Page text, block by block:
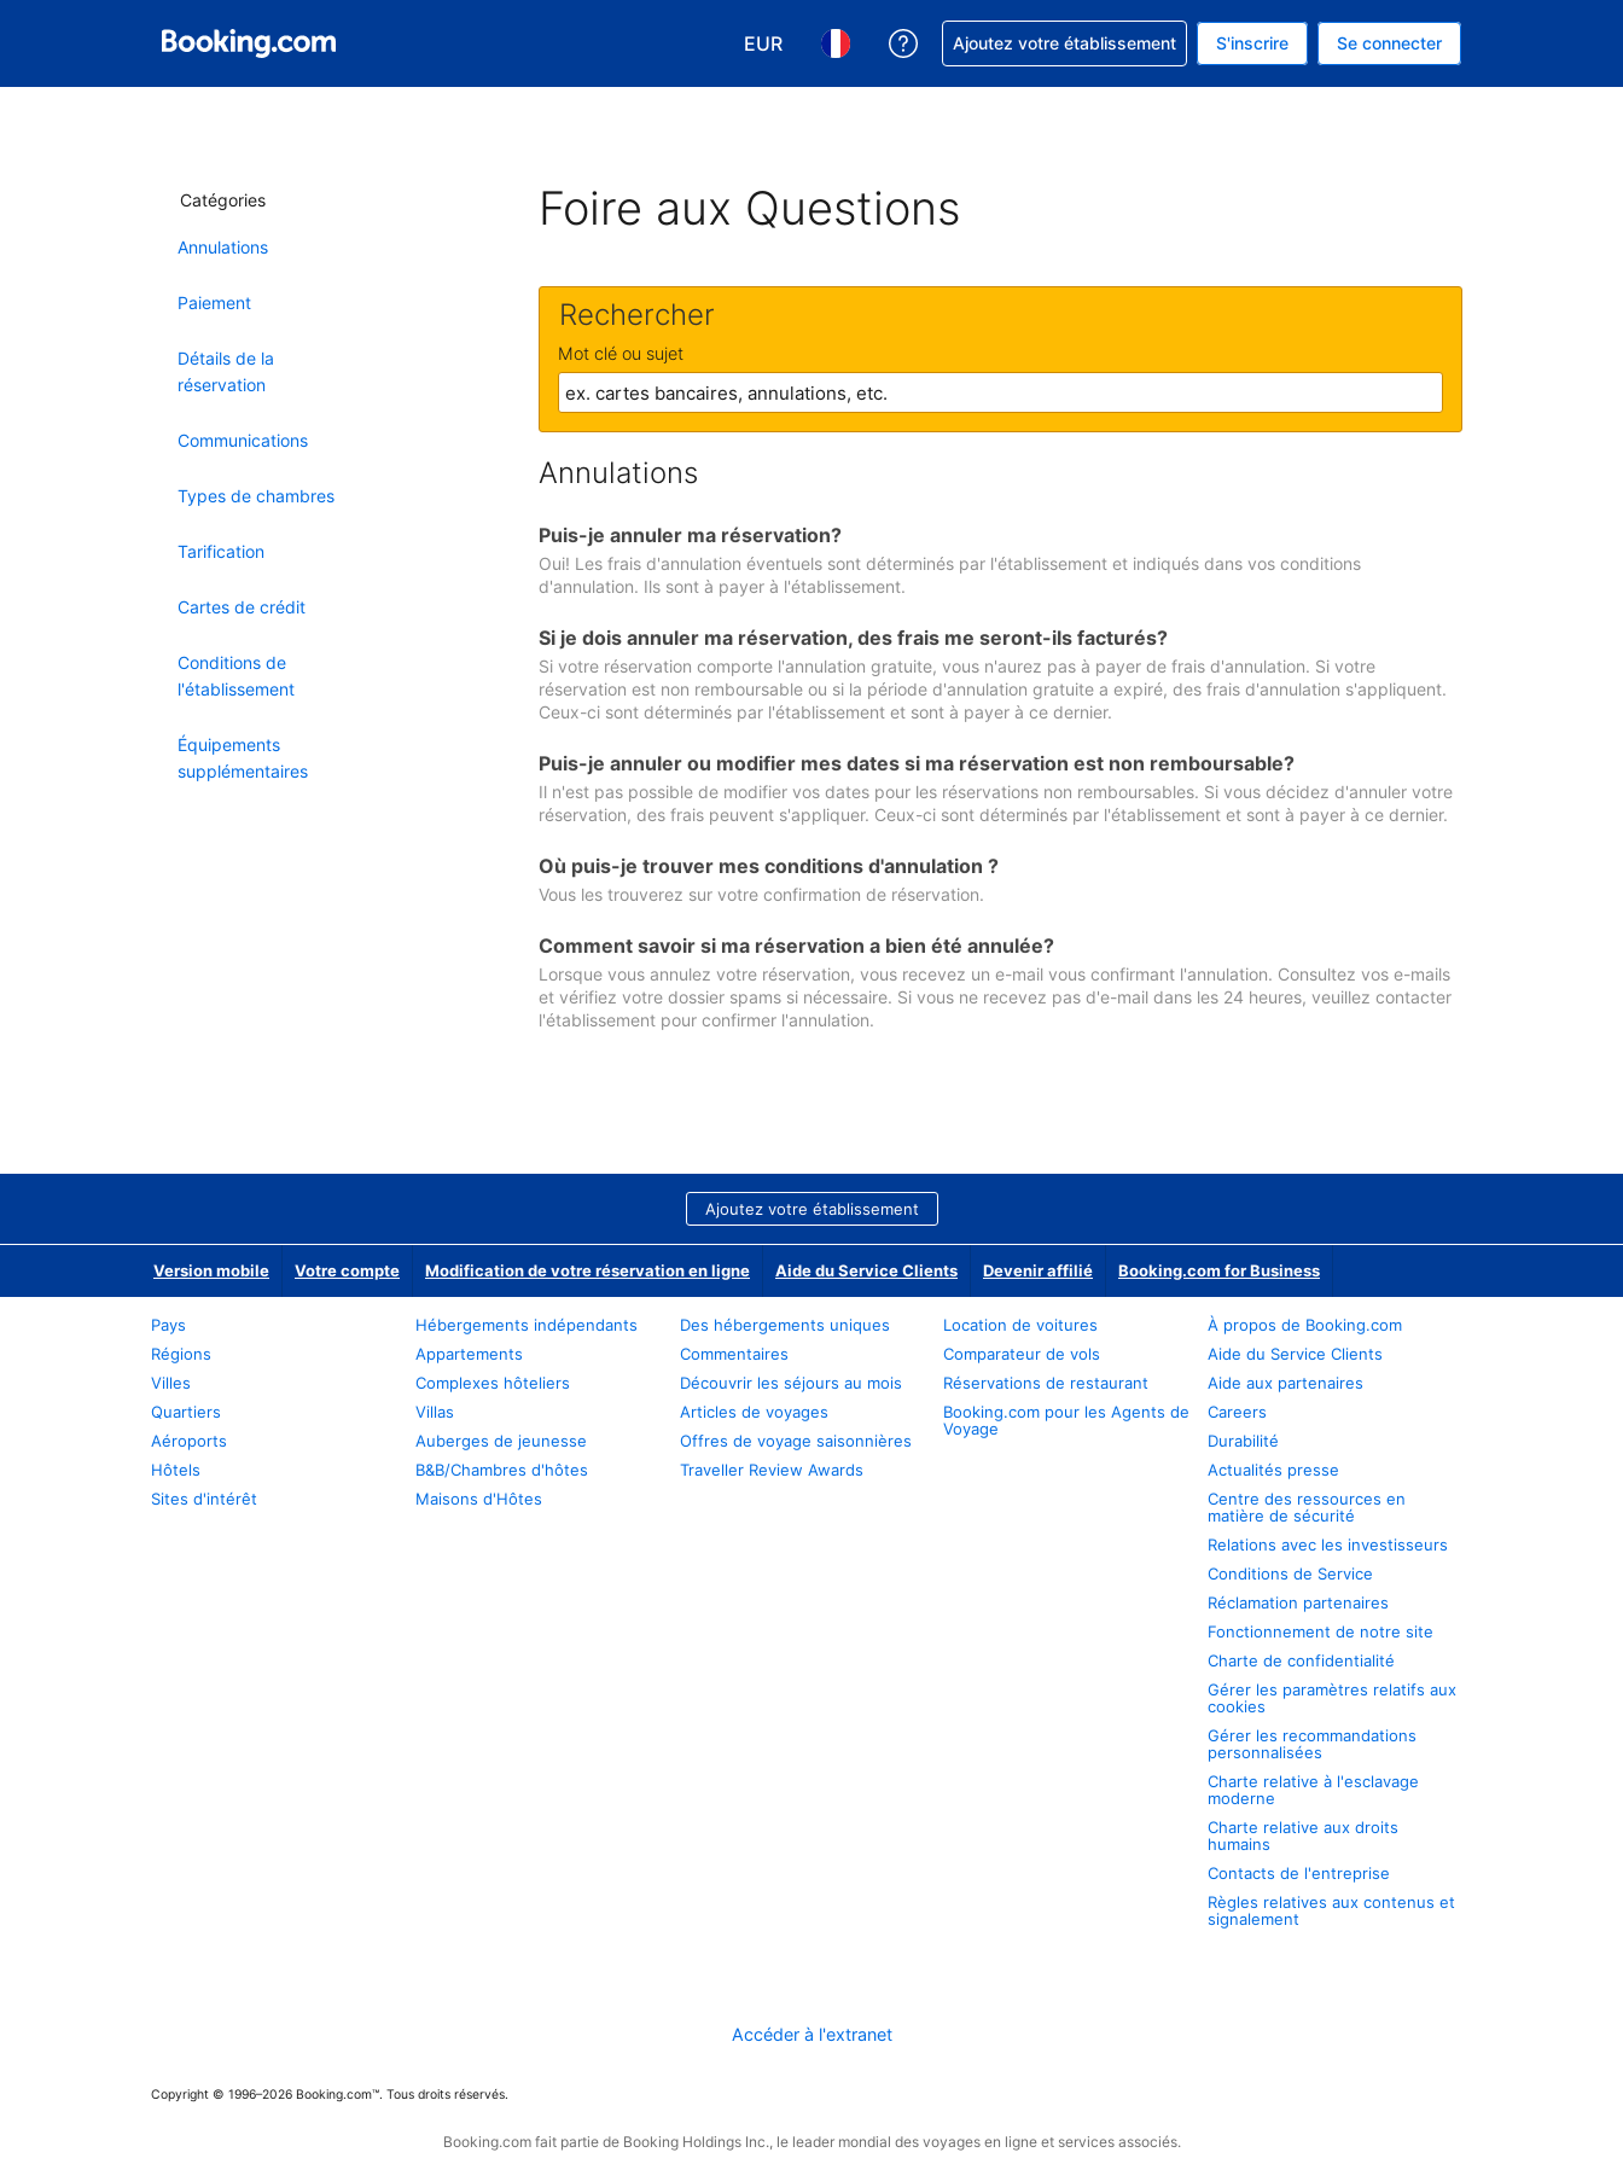
EUR
Choisissez votre devise. Votre devise actuelle est celle-ci : EUR.
Choisissez votre langue. Votre langue actuelle est celle-ci : Français.
Obtenez de l'aide concernant votre réservation
Ajoutez votre établissement S'inscrire Se connecter
Catégories
Annulations
Paiement
Détails de la
réservation
Communications
Types de chambres
Tarification
Cartes de crédit
Conditions de
l'établissement
Équipements
supplémentaires
Foire aux Questions
Rechercher
Mot clé ou sujet
Annulations
Puis-je annuler ma réservation?
Oui! Les frais d'annulation éventuels sont déterminés par l'établissement et indiqués dans vos conditions
d'annulation. Ils sont à payer à l'établissement.
Si je dois annuler ma réservation, des frais me seront-ils facturés?
Si votre réservation comporte l'annulation gratuite, vous n'aurez pas à payer de frais d'annulation. Si votre
réservation est non remboursable ou si la période d'annulation gratuite a expiré, des frais d'annulation s'appliquent.
Ceux-ci sont déterminés par l'établissement et sont à payer à ce dernier.
Puis-je annuler ou modifier mes dates si ma réservation est non remboursable?
Il n'est pas possible de modifier vos dates pour les réservations non remboursables. Si vous décidez d'annuler votre
réservation, des frais peuvent s'appliquer. Ceux-ci sont déterminés par l'établissement et sont à payer à ce dernier.
Où puis-je trouver mes conditions d'annulation ?
Vous les trouverez sur votre confirmation de réservation.
Comment savoir si ma réservation a bien été annulée?
Lorsque vous annulez votre réservation, vous recevez un e-mail vous confirmant l'annulation. Consultez vos e-mails
et vérifiez votre dossier spams si nécessaire. Si vous ne recevez pas d'e-mail dans les 24 heures, veuillez contacter
l'établissement pour confirmer l'annulation.
Ajoutez votre établissement
Version mobile Votre compte Modification de votre réservation en ligne Aide du Service Clients Devenir affilié Booking.com for Business
Pays
Régions
Villes
Quartiers
Aéroports
Hôtels
Sites d'intérêt
Hébergements indépendants
Appartements
Complexes hôteliers
Villas
Auberges de jeunesse
B&B/Chambres d'hôtes
Maisons d'Hôtes
Des hébergements uniques
Commentaires
Découvrir les séjours au mois
Articles de voyages
Offres de voyage saisonnières
Traveller Review Awards
Location de voitures
Comparateur de vols
Réservations de restaurant
Booking.com pour les Agents de
Voyage
À propos de Booking.com
Aide du Service Clients
Aide aux partenaires
Careers
Durabilité
Actualités presse
Centre des ressources en
matière de sécurité
Relations avec les investisseurs
Conditions de Service
Réclamation partenaires
Fonctionnement de notre site
Charte de confidentialité
Gérer les paramètres relatifs aux
cookies
Gérer les recommandations
personnalisées
Charte relative à l'esclavage
moderne
Charte relative aux droits
humains
Contacts de l'entreprise
Règles relatives aux contenus et
signalement
Accéder à l'extranet
Copyright © 1996–2026 Booking.com™. Tous droits réservés.
Booking.com fait partie de Booking Holdings Inc., le leader mondial des voyages en ligne et services associés.